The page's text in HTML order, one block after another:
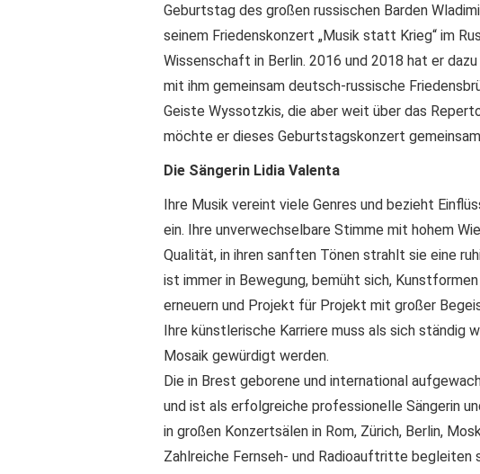
Geburtstag des großen russischen Barden
seinem Friedenskonzert „Musik statt Krieg“ im
Wissenschaft in Berlin. 2016 und 2018 hat er
mit ihm gemeinsam deutsch-russische
Geiste Wyssotzkis, die aber weit über das
möchte er dieses Geburtstagskonzert
Die Sängerin Lidia Valenta
Ihre Musik vereint viele Genres und bezieht
ein. Ihre unverwechselbare Stimme mit hohem
Qualität, in ihren sanften Tönen strahlt sie eine
ist immer in Bewegung, bemüht sich,
erneuern und Projekt für Projekt mit großer
Ihre künstlerische Karriere muss als sich ständig
Mosaik gewürdigt werden.
Die in Brest geborene und international
und ist als erfolgreiche professionelle Sängerin
in großen Konzertsälen in Rom, Zürich, Berlin,
Zahlreiche Fernseh- und Radioauftritte begleiten